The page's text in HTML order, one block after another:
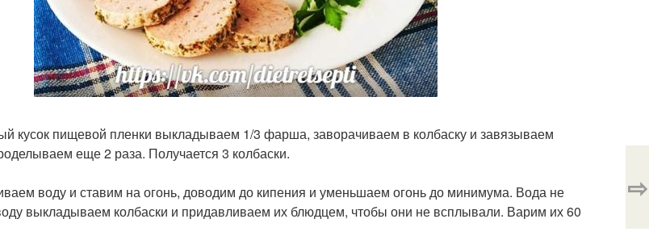
кусок пищевой пленки выкладываем 1/3 фарша, заворачиваем в колбаску и завязываем
еще 2 раза. Получается 3 колбаски.
воду и ставим на огонь, доводим до кипения и уменьшаем огонь до минимума. Вода не
выкладываем колбаски и придавливаем их блюдцем, чтобы они не всплывали. Варим их 60
⇨